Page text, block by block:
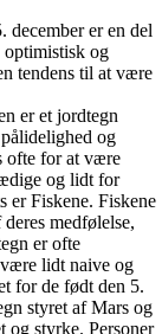
december er en del
optimistisk og
tendens til at være
er et jordtegn
og
ofte for at være
og lidt for
er Fiskene. Fiskene
medfølelse,
er ofte
lidt naive og
for de født den 5.
styret af Mars og
og styrke. Personer